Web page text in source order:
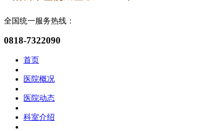
全国统一服务热线：
0818-7322090
首页
医院概况
医院动态
科室介绍